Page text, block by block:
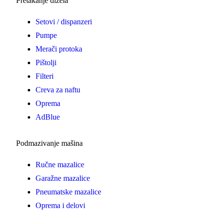
Setovi / dispanzeri
Pumpe
Merači protoka
Pištolji
Filteri
Creva za naftu
Oprema
AdBlue
Podmazivanje mašina
Ručne mazalice
Garažne mazalice
Pneumatske mazalice
Oprema i delovi